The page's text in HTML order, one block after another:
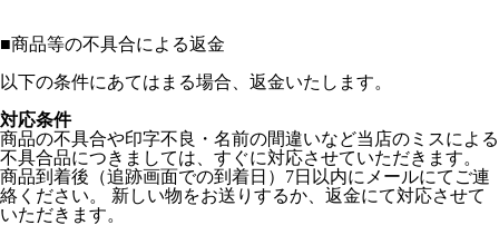
■商品等の不具合による返金
以下の条件にあてはまる場合、返金いたします。
対応条件
商品の不具合や印字不良・名前の間違いなど当店のミスによる
不具合品につきましては、すぐに対応させていただきます。
商品到着後（追跡画面での到着日）7日以内にメールにてご連
絡ください。 新しい物をお送りするか、返金にて対応させて
いただきます。